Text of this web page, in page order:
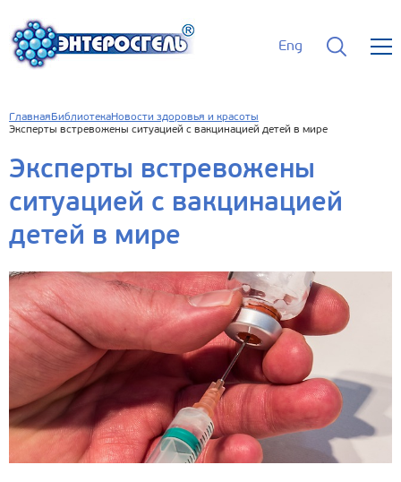
Eng
Главная БиблиотекаНовости здоровья и красоты
Эксперты встревожены ситуацией с вакцинацией детей в мире
Эксперты встревожены
ситуацией с вакцинацией
детей в мире